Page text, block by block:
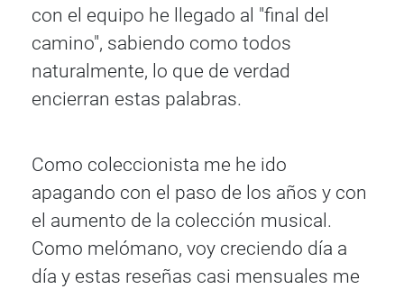
con el equipo he llegado al "final del
camino", sabiendo como todos
naturalmente, lo que de verdad
encierran estas palabras.
Como coleccionista me he ido
apagando con el paso de los años y con
el aumento de la colección musical.
Como melómano, voy creciendo día a
día y estas reseñas casi mensuales me